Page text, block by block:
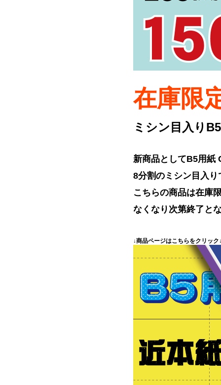
在庫限
ミシン目入り
新商品としてB5用紙
8分割のミシン目入
こちらの商品は在庫
なくなり次第終了と
↓商品ページはこちらをクリック